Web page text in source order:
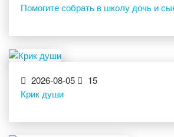
Помогите собрать в школу дочь и
2026-08-05
15
Крик души